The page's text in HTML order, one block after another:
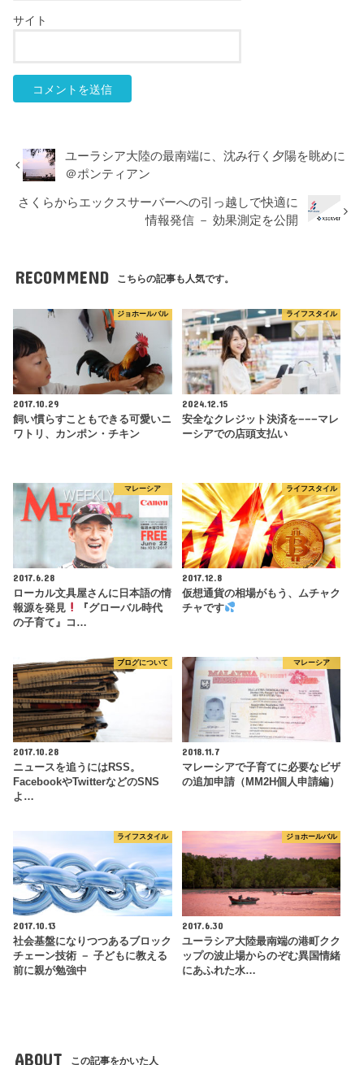
サイト
ユーラシア大陸の最南端に、沈み行く夕陽を眺めに
＠ポンティアン
さくらからエックスサーバーへの引っ越しで快適に
情報発信 － 効果測定を公開
RECOMMEND こちらの記事も人気です。
ジョホールバル
2017.10.29
飼い慣らすこともできる可愛いニ
ワトリ、カンポン・チキン
ライフスタイル
2024.12.15
安全なクレジット決済を−−−マレ
ーシアでの店頭支払い
マレーシア
2017.6.28
ローカル文具屋さんに日本語の情
報源を発見
『グローバル時代
の子育て』コ…
ライフスタイル
2017.12.8
仮想通貨の相場がもう、ムチャク
チャです
ブログについて
2017.10.28
ニュースを追うにはRSS。
FacebookやTwitterなどのSNS
よ…
マレーシア
2018.11.7
マレーシアで子育てに必要なビザ
の追加申請（MM2H個人申請編）
ライフスタイル
2017.10.13
社会基盤になりつつあるブロック
チェーン技術 － 子どもに教える
前に親が勉強中
ジョホールバル
2017.6.30
ユーラシア大陸最南端の港町クク
ップの波止場からのぞむ異国情緒
にあふれた水…
ABOUT この記事をかいた人